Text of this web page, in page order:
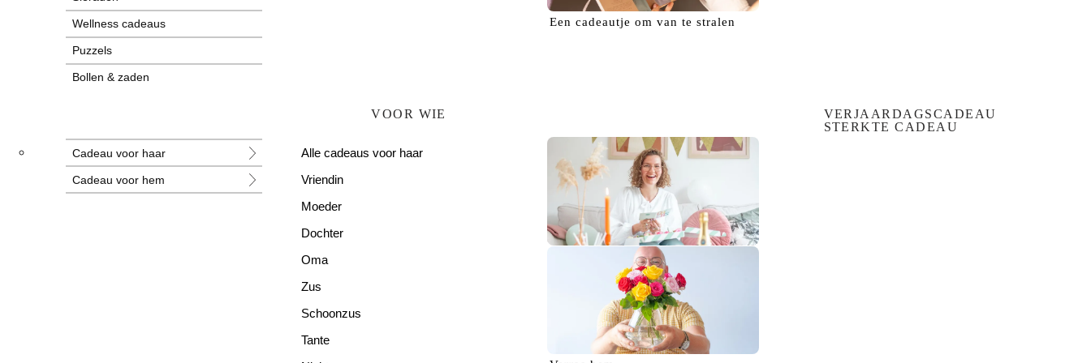
Wellness cadeaus
Puzzels
Bollen & zaden
Nieuwe cadeaus
Alle cadeaus
Eencadeautje om van te stralen
VOOR WIE
Cadeau voor haar
Cadeau voor hem
Alle cadeaus voor haar
Vriendin
Moeder
Dochter
Oma
Zus
Schoonzus
Tante
VERJAARDAGSCADEAU
STERKTE CADEAU